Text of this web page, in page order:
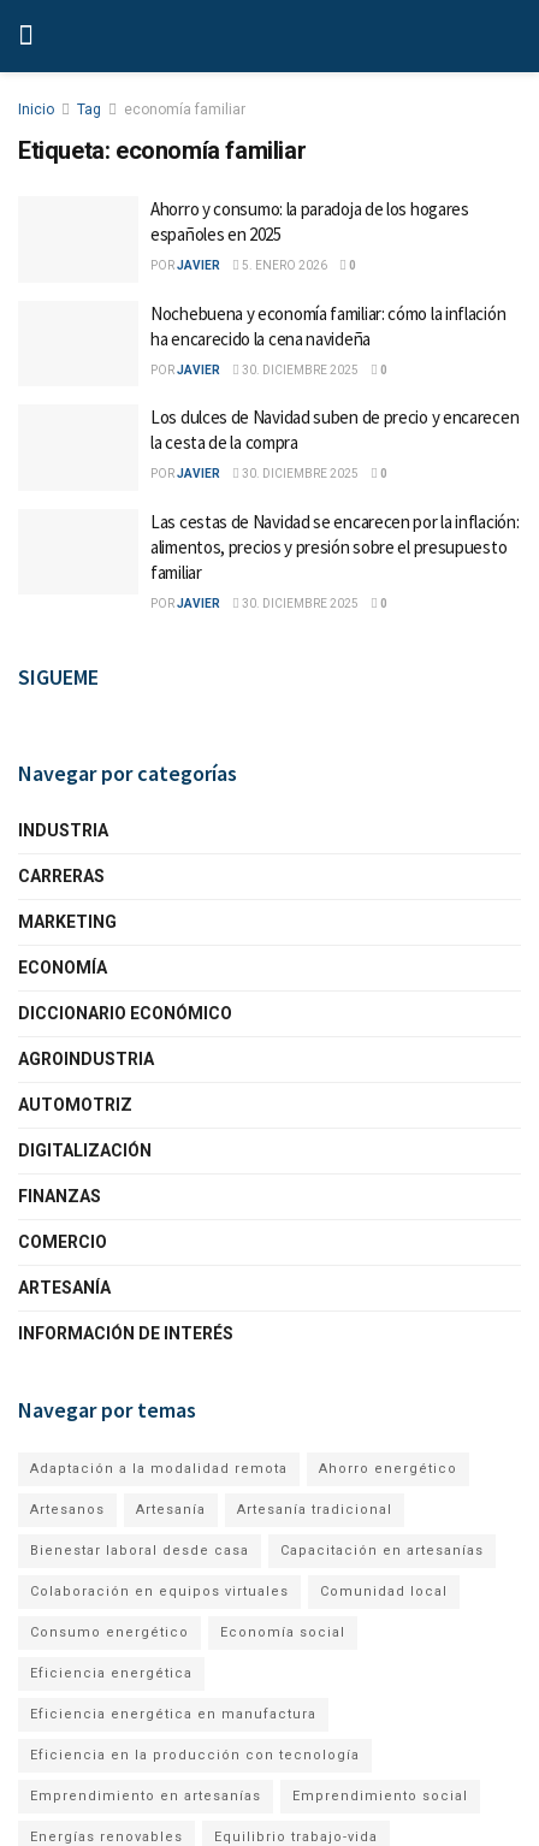
Inicio Tag economía familiar
Etiqueta: economía familiar
Ahorro y consumo: la paradoja de los hogares
españoles en 2025
PORJAVIER 5. ENERO 2026 0
Nochebuena y economía familiar: cómo la inflación
ha encarecido la cena navideña
PORJAVIER 30. DICIEMBRE 2025 0
Los dulces de Navidad suben de precio y encarecen
la cesta de la compra
PORJAVIER 30. DICIEMBRE 2025 0
Las cestas de Navidad se encarecen por la inflación:
alimentos, precios y presión sobre el presupuesto
familiar
PORJAVIER 30. DICIEMBRE 2025 0
SIGUEME
Navegar por categorías
INDUSTRIA
CARRERAS
MARKETING
ECONOMÍA
DICCIONARIO ECONÓMICO
AGROINDUSTRIA
AUTOMOTRIZ
DIGITALIZACIÓN
FINANZAS
COMERCIO
ARTESANÍA
INFORMACIÓN DE INTERÉS
Navegar por temas
Adaptación a la modalidad remota Ahorro energético
Artesanos Artesanía Artesanía tradicional
Bienestar laboral desde casa Capacitación en artesanías
Colaboración en equipos virtuales Comunidad local
Consumo energético Economía social
Eficiencia energética
Eficiencia energética en manufactura
Eficiencia en la producción con tecnología
Emprendimiento en artesanías Emprendimiento social
Energías renovables Equilibrio trabajo-vida